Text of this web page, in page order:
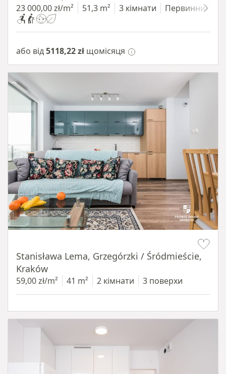
23 000,00 zł/m² 51,3 m² 3 кімнати Первинний
або від5118,22 zł щомісяця
Stanisława Lema, Grzegórzki / Śródmieście,
Kraków
59,00 zł/m² 41 m² 2 кімнати 3 поверхи